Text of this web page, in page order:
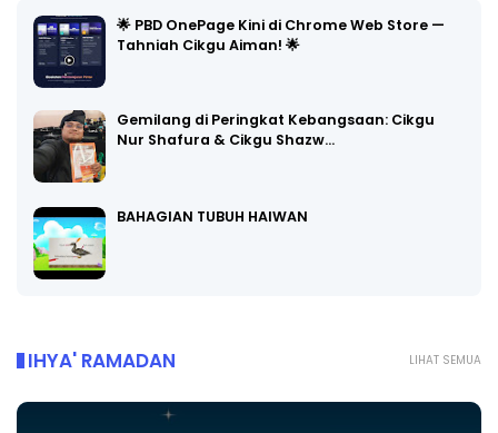
🌟 PBD OnePage Kini di Chrome Web Store —
Tahniah Cikgu Aiman! 🌟
Gemilang di Peringkat Kebangsaan: Cikgu
Nur Shafura & Cikgu Shazw…
BAHAGIAN TUBUH HAIWAN
LIHAT SEMUA
IHYA' RAMADAN